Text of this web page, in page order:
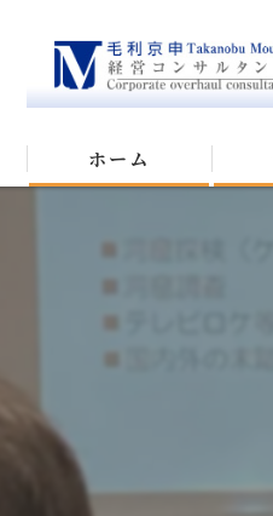
ホーム